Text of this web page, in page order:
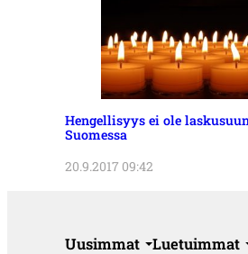
Hengellisyys ei ole
Suomessa
20.9.2017 09:42
Uusimmat Luetuimmat